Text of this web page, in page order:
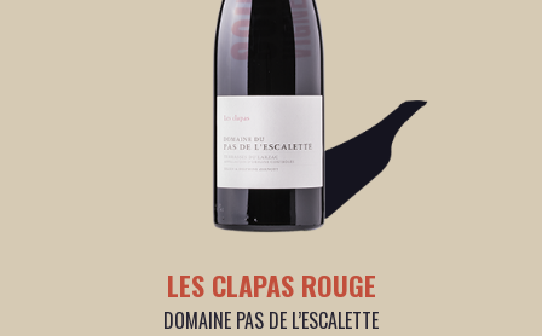
LES CLAPAS ROUGE
DOMAINE PAS DE L’ESCALETTE